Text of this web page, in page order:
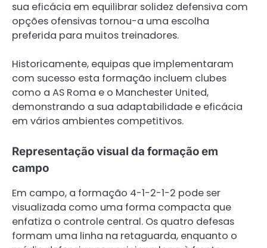
sua eficácia em equilibrar solidez defensiva com
opções ofensivas tornou-a uma escolha
preferida para muitos treinadores.
Historicamente, equipas que implementaram
com sucesso esta formação incluem clubes
como a AS Roma e o Manchester United,
demonstrando a sua adaptabilidade e eficácia
em vários ambientes competitivos.
Representação visual da formação em
campo
Em campo, a formação 4-1-2-1-2 pode ser
visualizada como uma forma compacta que
enfatiza o controle central. Os quatro defesas
formam uma linha na retaguarda, enquanto o